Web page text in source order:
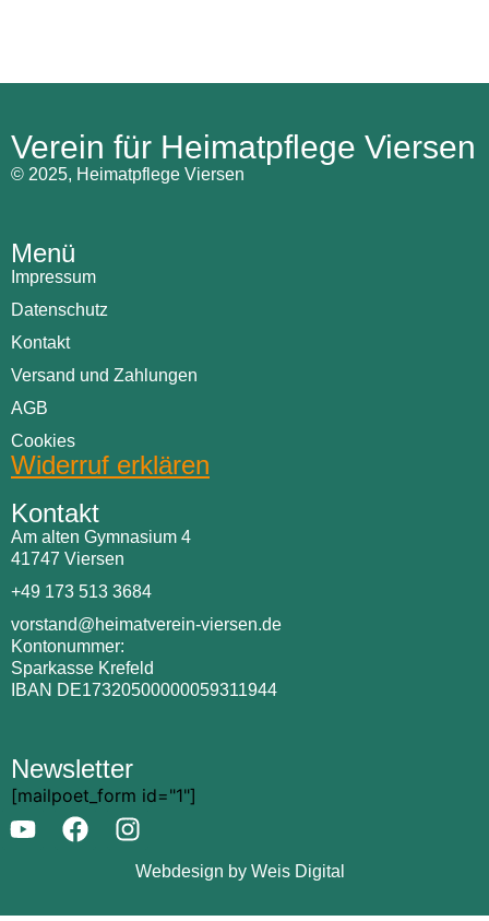
Verein für Heimatpflege Viersen
© 2025, Heimatpflege Viersen
Menü
Impressum
Datenschutz
Kontakt
Versand und Zahlungen
AGB
Cookies
Widerruf erklären
Kontakt
Am alten Gymnasium 4
41747 Viersen
+49 173 513 3684
vorstand@heimatverein-viersen.de
Kontonummer:
Sparkasse Krefeld
IBAN DE17320500000059311944
Newsletter
[mailpoet_form id="1"]
Webdesign by Weis Digital